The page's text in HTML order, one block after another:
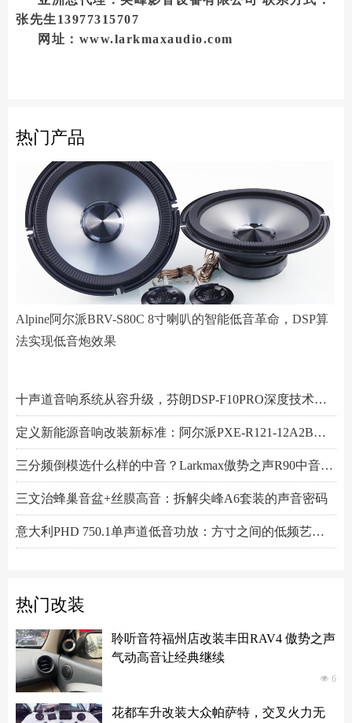
张先生13977315707
网址：www.larkmaxaudio.com
热门改装
聆听音符福州店改装丰田RAV4 傲势之声
气动高音让经典继续
넶 6
花都车升改装大众帕萨特，交叉火力无
热门产品
Alpine阿尔派BRV-S80C 8寸喇叭的智能低音革命，DSP算
法实现低音炮效果
三文治蜂巢音盆+丝膜高音：拆解尖峰A6套装的声音密码